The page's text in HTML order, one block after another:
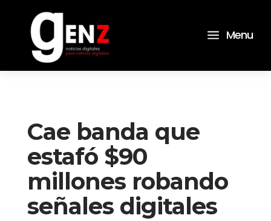
a Menu
Cae banda que
estafó $90
millones robando
señales digitales